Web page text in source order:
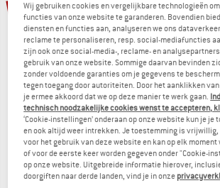
-60%
ARC'TERYX
Women's Rush Bib Pant
Toerskibroek
€ 749,95 € 299,98
(0)
Wij gebruiken cookies en vergelijkbare technologieën
functies van onze website te garanderen. Bovendien
diensten en functies aan, analyseren we ons
reclame te personaliseren, resp. social-mediafuncties
zijn ook onze social-media-, reclame- en
gebruik van onze website. Sommige daarvan bevinden
zonder voldoende garanties om je gegevens te
tegen toegang door autoriteiten. Door het aanklikken van
je ermee akkoord dat we op deze manier te werk gaan.
technisch noodzakelijke cookies wenst te accepteren,
‘Cookie-instellingen’ onderaan op onze website kun je je
en ook altijd weer intrekken. Je toestemming is
voor het gebruik van deze website en kan op elk
of voor de eerste keer worden gegeven onder "Cookie-
op onze website. Uitgebreide informatie hierover,
doorgiften naar derde landen, vind je in onze